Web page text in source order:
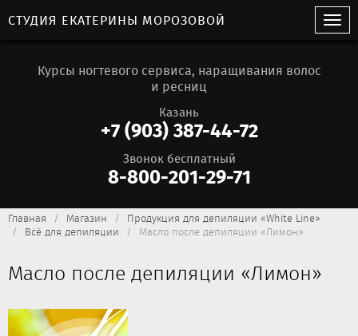
Курсы ногтевого сервиса, наращивания волос
и ресниц
Казань
+7 (903) 387-44-72
Звонок бесплатный
8-800-201-29-71
СТУДИЯ ЕКАТЕРИНЫ МОРОЗОВОЙ
Главная Магазин
Продукция для депиляции «White Line»
Всё для депиляции
Масло после депиляции «Лимон»
Масло после депиляции «Лимон»